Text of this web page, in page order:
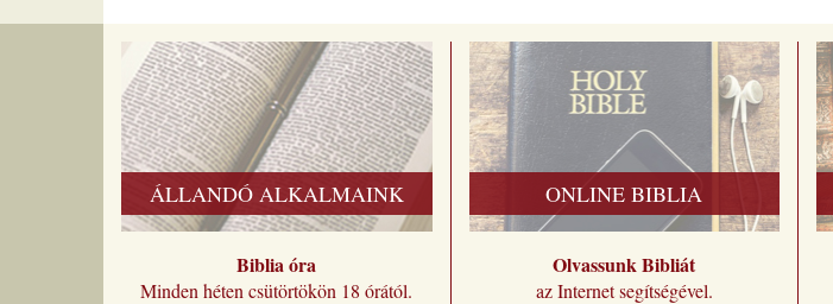
ÁLLANDÓ ALKALMAINK
Biblia óra
Minden héten csütörtökön 18 órától.
ONLINE BIBLIA
Olvassunk Bibliát
az Internet segítségével.